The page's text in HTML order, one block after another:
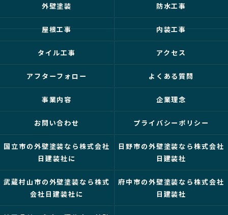
外壁塗装 防水工事
屋根工事 内装工事
タイル工事 アクセス
アフターフォロー よくある質問
事業内容 企業理念
お問い合わせ プライバシーポリシー
国立市の外壁塗装なら株式会社
日建装社に
日野市の外壁塗装なら株式会社
日建装社
武蔵村山市の外壁塗装なら株式
会社日建装社に
府中市の外壁塗装なら株式会社
日建装社